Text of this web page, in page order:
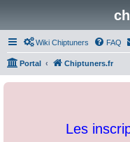
Wiki Chiptuners FAQ
Portal Chiptuners.fr
Les